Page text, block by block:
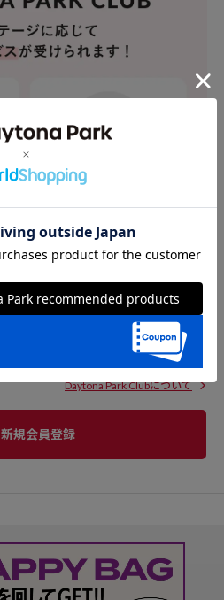
Daytona Park Clubについて
新規会員登録